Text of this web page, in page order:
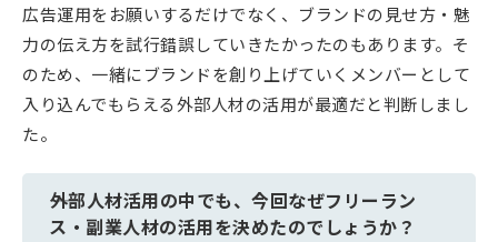
広告運用をお願いするだけでなく、ブランドの見せ方・魅
力の伝え方を試行錯誤していきたかったのもあります。そ
のため、一緒にブランドを創り上げていくメンバーとして
入り込んでもらえる外部人材の活用が最適だと判断しまし
た。
――外部人材活用の中でも、今回なぜフリーラン
ス・副業人材の活用を決めたのでしょうか？